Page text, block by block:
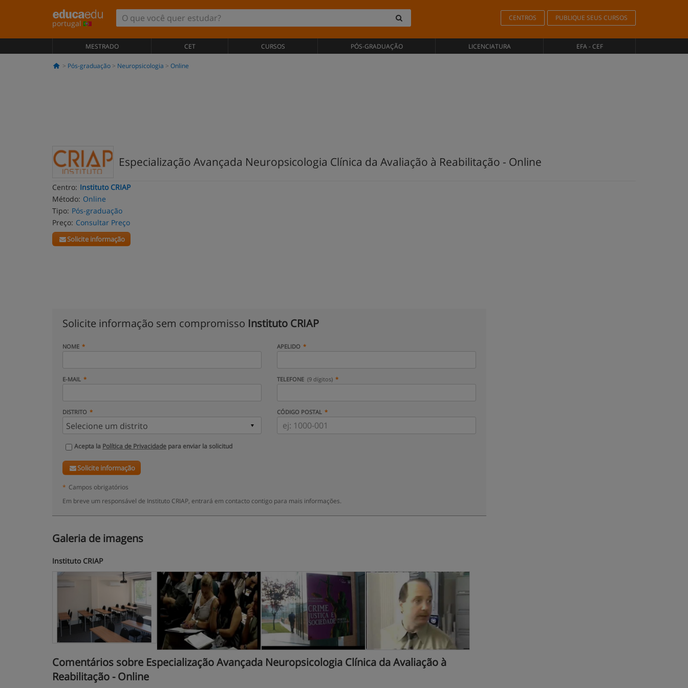
portugal
CENTROS PUBLIQUE SEUS CURSOS
MESTRADO CET CURSOS PÓS-GRADUAÇÃO LICENCIATURA EFA - CEF
Pós-graduação Neuropsicologia Online
Especialização Avançada Neuropsicologia Clínica da Avaliação à Reabilitação - Online
Centro: Instituto CRIAP
Método: Online
Tipo: Pós-graduação
Preço: Consultar Preço
Solicite informação
Solicite informação sem compromisso Instituto CRIAP
NOME APELIDO
E-MAIL TELEFONE (9 dígitos)
DISTRITO CÓDIGO POSTAL
Acepta la Política de Privacidade para enviar la solicitud
Solicite informação
* Campos obrigatórios
Em breve um responsável de Instituto CRIAP, entrará em contacto contigo para mais informações.
Galeria de imagens
Instituto CRIAP
Comentários sobre Especialização Avançada Neuropsicologia Clínica da Avaliação à
Reabilitação - Online